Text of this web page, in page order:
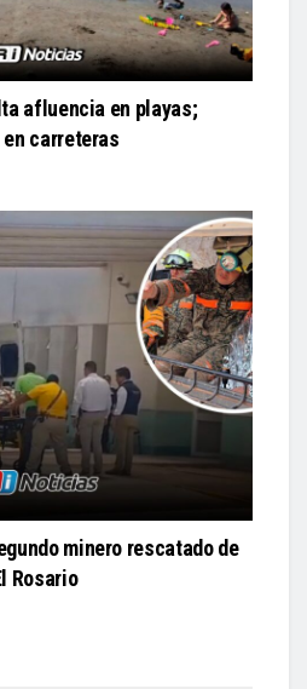
afluencia en playas;
carreteras
minero rescatado de
Rosario